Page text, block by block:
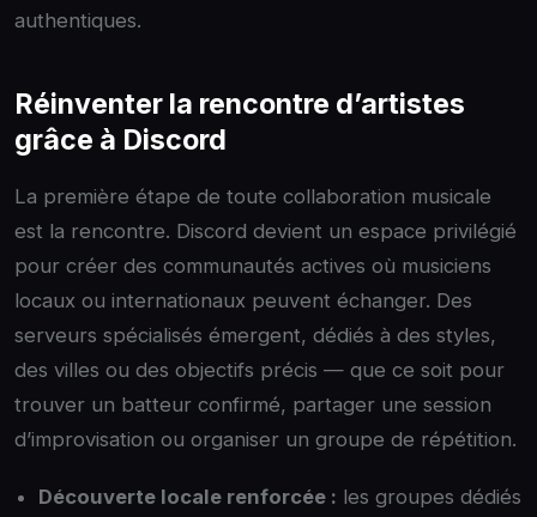
authentiques.
Réinventer la rencontre d’artistes
grâce à Discord
La première étape de toute collaboration musicale
est la rencontre. Discord devient un espace privilégié
pour créer des communautés actives où musiciens
locaux ou internationaux peuvent échanger. Des
serveurs spécialisés émergent, dédiés à des styles,
des villes ou des objectifs précis — que ce soit pour
trouver un batteur confirmé, partager une session
d’improvisation ou organiser un groupe de répétition.
Découverte locale renforcée : les groupes dédiés